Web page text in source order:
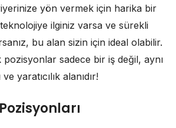
yön vermek için harika bir
ilginiz varsa ve sürekli
bu alan sizin için ideal olabilir.
pozisyonlar sadece bir iş değil, aynı
yaratıcılık alanıdır!